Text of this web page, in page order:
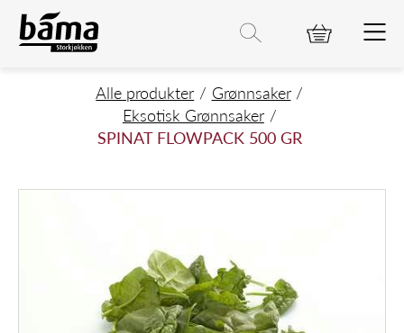
SPINAT FLOWPACK 500 GR
Hovedinnhold
Hovedmeny
HovedmenyAlle produkter
Grønnsaker
Eksotisk Grønnsaker
SPINAT FLOWPACK 500 GR